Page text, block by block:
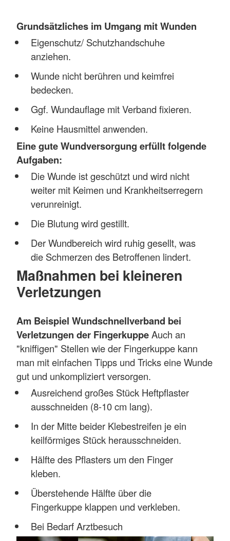
Grundsätzliches im Umgang mit Wunden
Eigenschutz/ Schutzhandschuhe
anziehen.
Wunde nicht berühren und keimfrei
bedecken.
Ggf. Wundauflage mit Verband fixieren.
Keine Hausmittel anwenden.
Eine gute Wundversorgung erfüllt folgende
Aufgaben:
Die Wunde ist geschützt und wird nicht
weiter mit Keimen und Krankheitserregern
verunreinigt.
Die Blutung wird gestillt.
Der Wundbereich wird ruhig gesellt, was
die Schmerzen des Betroffenen lindert.
Maßnahmen bei kleineren
Verletzungen
Am Beispiel Wundschnellverband bei
Verletzungen der FingerkuppeAuch an
"kniffigen" Stellen wie der Fingerkuppe kann
man mit einfachen Tipps und Tricks eine Wunde
gut und unkompliziert versorgen.
Ausreichend großes Stück Heftpflaster
ausschneiden (8-10 cm lang).
In der Mitte beider Klebestreifen je ein
keilförmiges Stück herausschneiden.
Hälfte des Pflasters um den Finger
kleben.
Überstehende Hälfte über die
Fingerkuppe klappen und verkleben.
Bei Bedarf Arztbesuch